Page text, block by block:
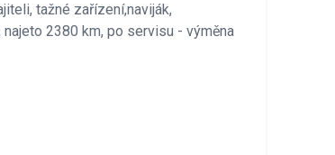
tažné zařízení,naviják,
2380 km, po servisu - výměna